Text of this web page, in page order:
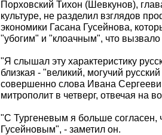
Порховский Тихон (Шевкунов),
культуре, не разделил взглядов
экономики Гасана Гусейнова,
"убогим" и "клоачным", что
"Я слышал эту характеристику
близкая - "великий, могучий
совершенно слова Ивана
митрополит в четверг, отвечая на
"С Тургеневым я больше согласен,
Гусейновым", - заметил он.